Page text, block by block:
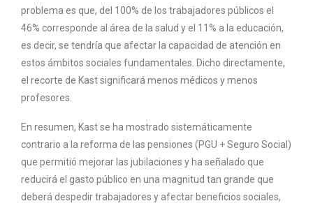
problema es que, del 100% de los trabajadores públicos el
46% corresponde al área de la salud y el 11% a la educación,
es decir, se tendría que afectar la capacidad de atención en
estos ámbitos sociales fundamentales. Dicho directamente,
el recorte de Kast significará menos médicos y menos
profesores.
En resumen, Kast se ha mostrado sistemáticamente
contrario a la reforma de las pensiones (PGU + Seguro Social)
que permitió mejorar las jubilaciones y ha señalado que
reducirá el gasto público en una magnitud tan grande que
deberá despedir trabajadores y afectar beneficios sociales,